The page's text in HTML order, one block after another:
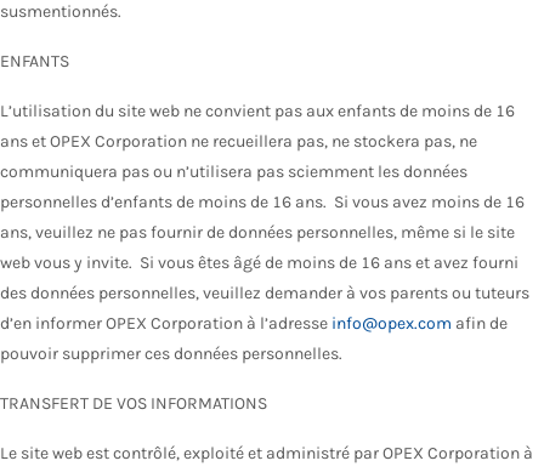
susmentionnés.
ENFANTS
L’utilisation du site web ne convient pas aux enfants de moins de 16
ans et OPEX Corporation ne recueillera pas, ne stockera pas, ne
communiquera pas ou n’utilisera pas sciemment les données
personnelles d’enfants de moins de 16 ans. Si vous avez moins de 16
ans, veuillez ne pas fournir de données personnelles, même si le site
web vous y invite. Si vous êtes âgé de moins de 16 ans et avez fourni
des données personnelles, veuillez demander à vos parents ou tuteurs
d’en informer OPEX Corporation à l’adresse info@opex.com afin de
pouvoir supprimer ces données personnelles.
TRANSFERT DE VOS INFORMATIONS
Le site web est contrôlé, exploité et administré par OPEX Corporation à